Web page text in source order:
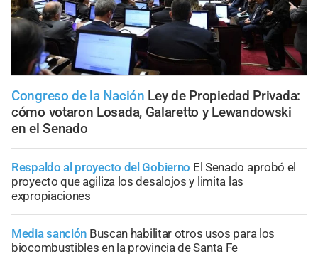
Congreso de la Nación Ley de Propiedad Privada:
cómo votaron Losada, Galaretto y Lewandowski
en el Senado
Respaldo al proyecto del Gobierno El Senado aprobó el
proyecto que agiliza los desalojos y limita las
expropiaciones
Media sanción Buscan habilitar otros usos para los
biocombustibles en la provincia de Santa Fe